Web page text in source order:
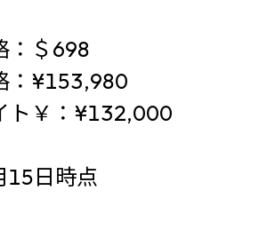
：＄698
：¥153,980
ト￥：¥132,000
日時点